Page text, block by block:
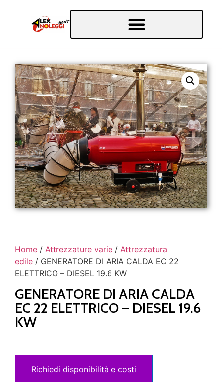
Home / Attrezzature varie / Attrezzatura
edile / GENERATORE DI ARIA CALDA EC 22
ELETTRICO – DIESEL 19.6 KW
GENERATORE DI ARIA CALDA
EC 22 ELETTRICO – DIESEL 19.6
KW
Richiedi disponibilità e costi